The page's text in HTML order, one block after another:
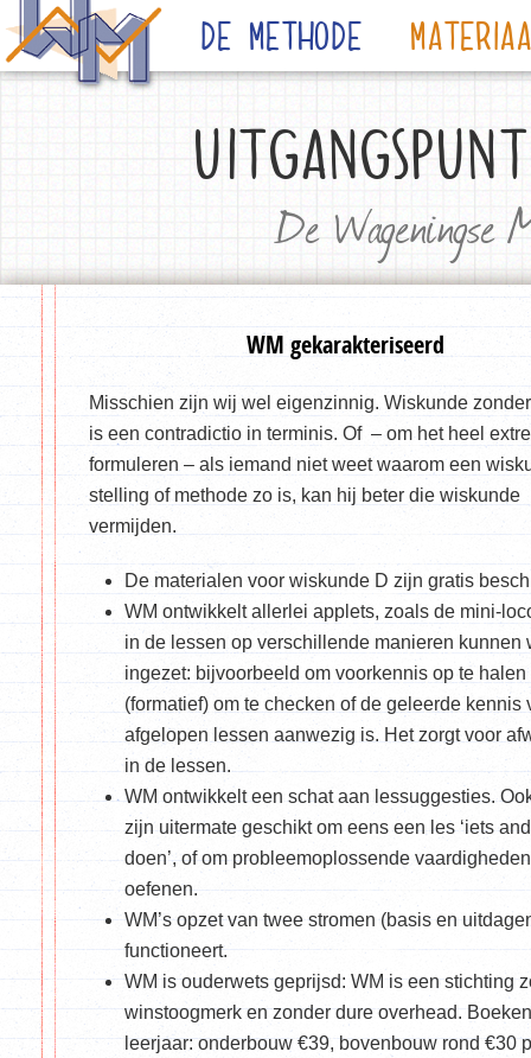
De Methode
De Wageningse
WM gekarakteriseerd
Misschien zijn wij wel eigenzinnig. Wiskunde
is een contradictio in terminis. Of – om het heel
formuleren – als iemand niet weet waarom een
stelling of methode zo is, kan hij beter die wiskunde
vermijden.
De materialen voor wiskunde D zijn gratis
WM ontwikkelt allerlei applets, zoals de mini-
in de lessen op verschillende manieren kunnen
ingezet: bijvoorbeeld om voorkennis op te halen
(formatief) om te checken of de geleerde kennis
afgelopen lessen aanwezig is. Het zorgt voor
in de lessen.
WM ontwikkelt een schat aan lessuggesties.
zijn uitermate geschikt om eens een les ‘iets
doen’, of om probleemoplossende
oefenen.
WM’s opzet van twee stromen (basis en
functioneert.
WM is ouderwets geprijsd: WM is een stichting
winstoogmerk en zonder dure overhead.
leerjaar: onderbouw €39, bovenbouw rond €30